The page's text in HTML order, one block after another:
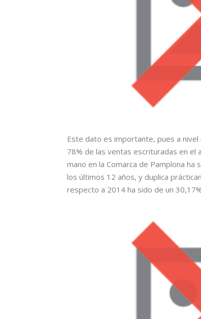
Este dato es importante, pues a nivel
78% de las ventas escrituradas en el
mano en la Comarca de Pamplona
los últimos 12 años, y duplica
respecto a 2014 ha sido de un